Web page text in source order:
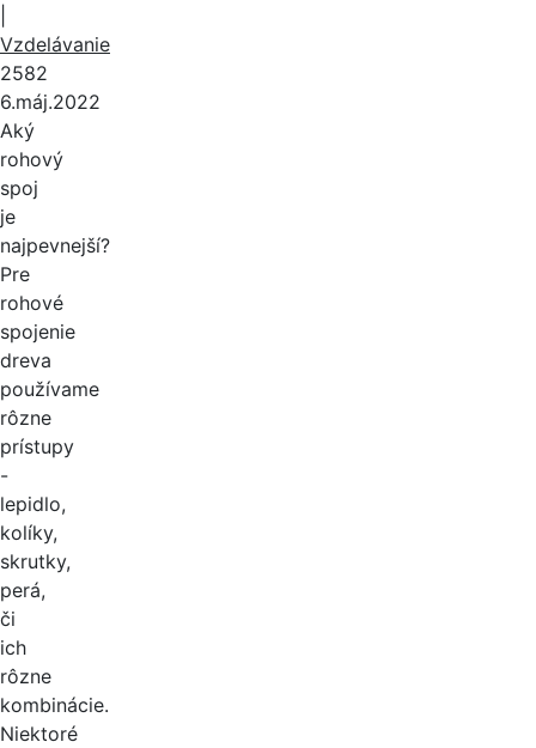
Vzdelávanie
2582
6.máj.2022
Aký
rohový
spoj
je
najpevnejší?
Pre
rohové
spojenie
dreva
používame
rôzne
prístupy
-
lepidlo,
kolíky,
skrutky,
perá,
či
ich
rôzne
kombinácie.
Niektoré